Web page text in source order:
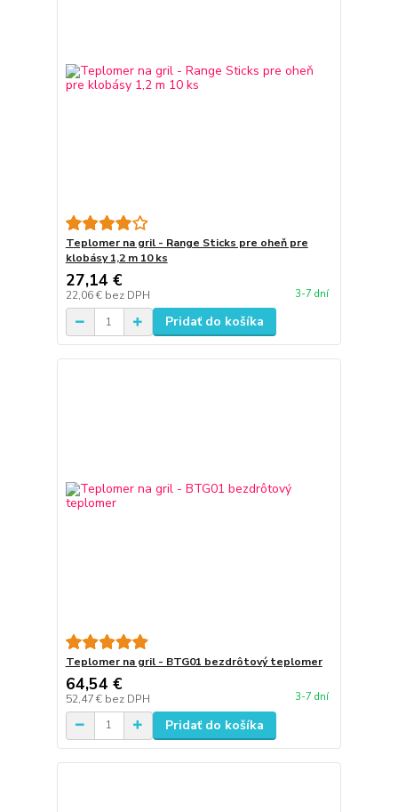
Teplomer na gril - Range Sticks pre oheň pre
klobásy 1,2 m 10 ks
27,14 €
22,06 € bez DPH 3-7 dní
Pridať do košíka
Teplomer na gril - BTG01 bezdrôtový teplomer
64,54 €
52,47 € bez DPH 3-7 dní
Pridať do košíka